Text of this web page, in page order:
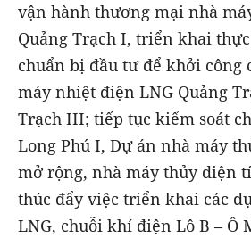
vận hành thương mại nhà
Quảng Trạch I, triển khai
chuẩn bị đầu tư để khởi công
máy nhiệt điện LNG Quảng
Trạch III; tiếp tục kiểm soát
Long Phú I, Dự án nhà máy
mở rộng, nhà máy thủy điện
thúc đẩy việc triển khai các
LNG, chuỗi khí điện Lô B – Ô